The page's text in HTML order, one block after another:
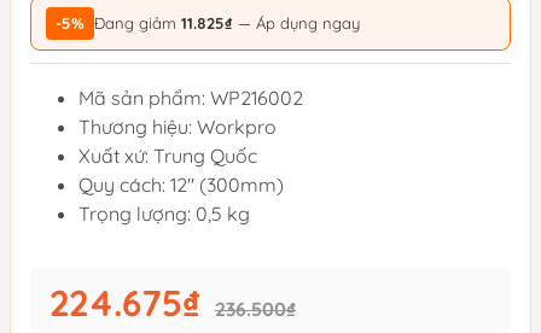
-5% Đang giảm 11.825₫ — Áp dụng ngay
Mã sản phẩm: WP216002
Thương hiệu: Workpro
Xuất xứ: Trung Quốc
Quy cách: 12" (300mm)
Trọng lượng: 0,5 kg
224.675₫ 236.500₫